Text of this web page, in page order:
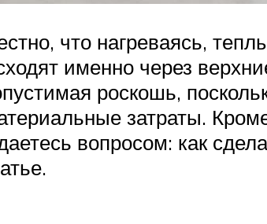
что нагреваясь,
именно через
роскошь,
затраты.
вопросом: как